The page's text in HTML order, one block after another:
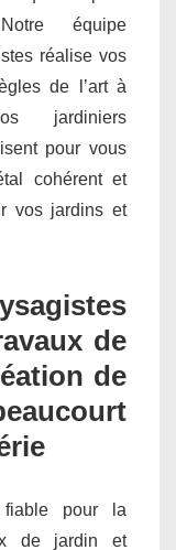
équipe
réalise vos
de l’art à
jardiniers
pour vous
cohérent et
vos jardins et
de
de
fiable pour la
de jardin et